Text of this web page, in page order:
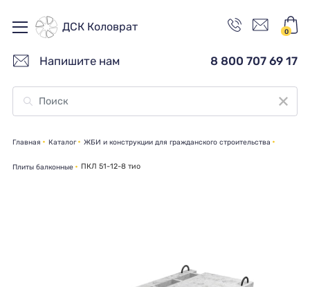
ДСК Коловрат 0
Напишите нам 8 800 707 69 17
Главная Каталог ЖБИ и конструкции для гражданского строительства
Плиты балконные ПКЛ 51-12-8 тио